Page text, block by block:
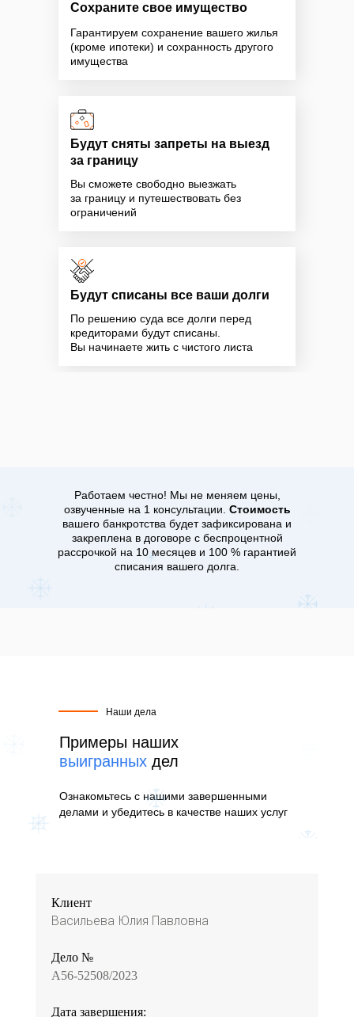
Вы сможете свободно выезжать
за границу и путешествовать без
ограничений
Гарантируем сохранение вашего жилья
(кроме ипотеки) и сохранность другого
имущества
По решению суда все долги перед
кредиторами будут списаны.
Вы начинаете жить с чистого листа
Cохраните свое имущество
Будут сняты запреты на выезд
за границу
Будут списаны все ваши долги
Работаем честно! Мы не меняем цены,
озвученные на 1 консультации Стоимость
вашего банкротства будет зафиксирована и
закреплена в договоре с беспроцентной
рассрочкой на 10 месяцев и 100 % гарантией
списания вашего долга.
Ознакомьтесь с нашими завершенными
делами и убедитесь в качестве наших услуг
Примеры наших
выигранных дел
Наши дела
Клиент
Васильева Юлия Павловна
Дело №
A56-52508/2023
Дата завершения: